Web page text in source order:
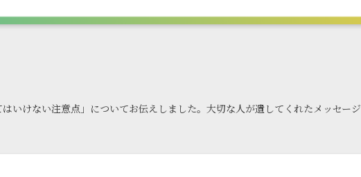
いけない注意点」についてお伝えしました。大切な人が遺してくれたメッセージ